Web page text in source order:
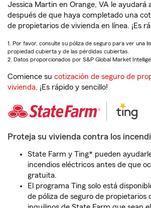
Jessica Martin en Orange, VA le ayudará
después de que haya completado una
de propietarios de vivienda en línea. ¡Es
1. Por favor, consulte su póliza de seguro para ver una
propiedad cubierta y de las pérdidas cubiertas.
2. Datos proporcionados por S&P Global Market
Comience su cotización de seguro de
vivienda. ¡Es rápido y sencillo!
Proteja su vivienda contra los
State Farm y Ting* pueden
incendios eléctricos antes de que
gratuita.
El programa Ting solo está
de póliza de seguro de propietarios